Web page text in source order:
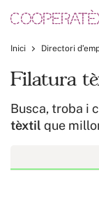
Inici Directori
Filatura
Busca, troba i
tèxtil que